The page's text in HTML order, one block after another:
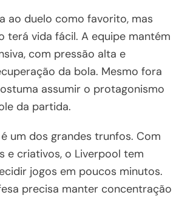
ao duelo como favorito, mas
terá vida fácil. A equipe mantém
com pressão alta e
da bola. Mesmo fora
assumir o protagonismo
da partida.
um dos grandes trunfos. Com
e criativos, o Liverpool tem
jogos em poucos minutos.
precisa manter concentração